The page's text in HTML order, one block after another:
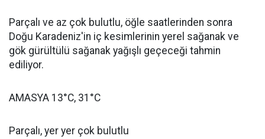
Parçalı ve az çok bulutlu, öğle saatlerinden sonra
Doğu Karadeniz'in iç kesimlerinin yerel sağanak ve
gök gürültülü sağanak yağışlı geçeceği tahmin
ediliyor.
AMASYA 13°C, 31°C
Parçalı, yer yer çok bulutlu